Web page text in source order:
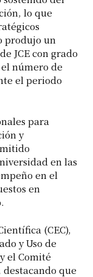
lo que
produjo un
JCE con grado
número de
el periodo
para
y
en las
en el
en
(CEC),
y Uso de
el Comité
que